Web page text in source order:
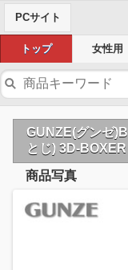
PCサイト
トップ 女性用
GUNZE(グンゼ
とじ) 3D-
商品写真